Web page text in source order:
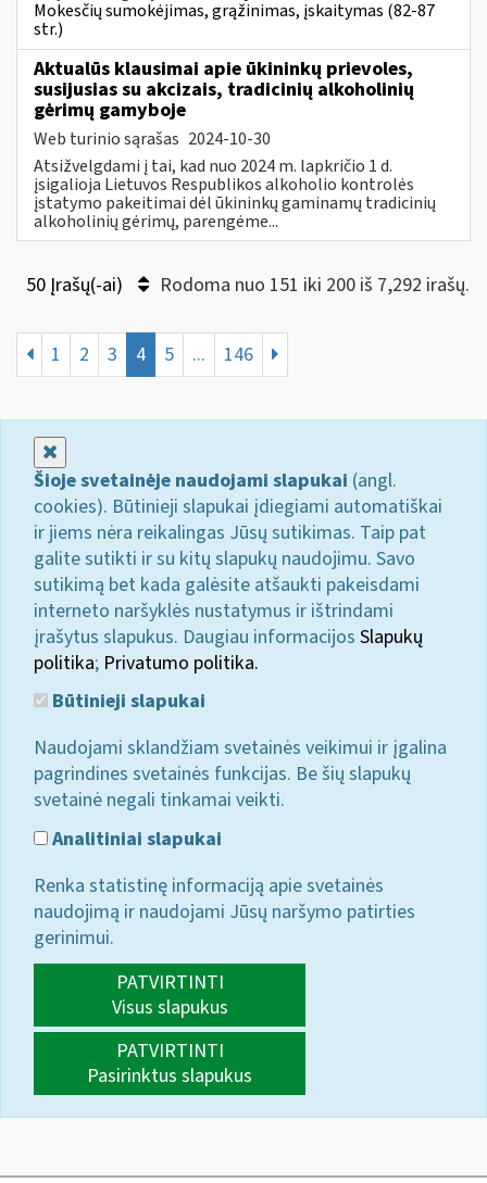
Mokesčių sumokėjimas, grąžinimas, įskaitymas (82-87
str.)
Aktualūs klausimai apie ūkininkų prievoles,
susijusias su akcizais, tradicinių alkoholinių
gėrimų gamyboje
Web turinio sąrašas 2024-10-30
Atsižvelgdami į tai, kad nuo 2024 m. lapkričio 1 d.
įsigalioja Lietuvos Respublikos alkoholio kontrolės
įstatymo pakeitimai dėl ūkininkų gaminamų tradicinių
alkoholinių gėrimų, parengėme...
50 Įrašų(-ai) Rodoma nuo 151 iki 200 iš 7,292 irašų.
1 2 3 4 5 ... 146
Šioje svetainėje naudojami slapukai (angl.
cookies). Būtinieji slapukai įdiegiami automatiškai
ir jiems nėra reikalingas Jūsų sutikimas. Taip pat
galite sutikti ir su kitų slapukų naudojimu. Savo
sutikimą bet kada galėsite atšaukti pakeisdami
interneto naršyklės nustatymus ir ištrindami
įrašytus slapukus. Daugiau informacijos Slapukų
politika; Privatumo politika.
Būtinieji slapukai
Naudojami sklandžiam svetainės veikimui ir įgalina
pagrindines svetainės funkcijas. Be šių slapukų
svetainė negali tinkamai veikti.
Analitiniai slapukai
Renka statistinę informaciją apie svetainės
naudojimą ir naudojami Jūsų naršymo patirties
gerinimui.
PATVIRTINTI
Visus slapukus
PATVIRTINTI
Pasirinktus slapukus